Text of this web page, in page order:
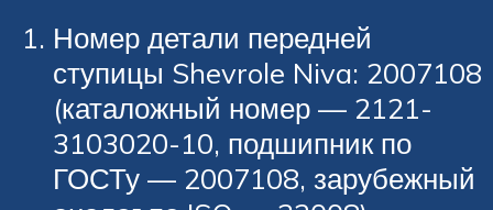
Номер детали передней
ступицы Shevrole Niva: 2007108
(каталожный номер — 2121-
3103020-10, подшипник по
ГОСТу — 2007108, зарубежный